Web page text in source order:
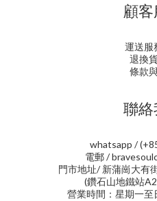
顧
運送服
退換
條款
聯
whatsapp /
電郵 /
門市地址/ 新蒲崗大有
(鑽石山地鐵站
營業時間：星期一至